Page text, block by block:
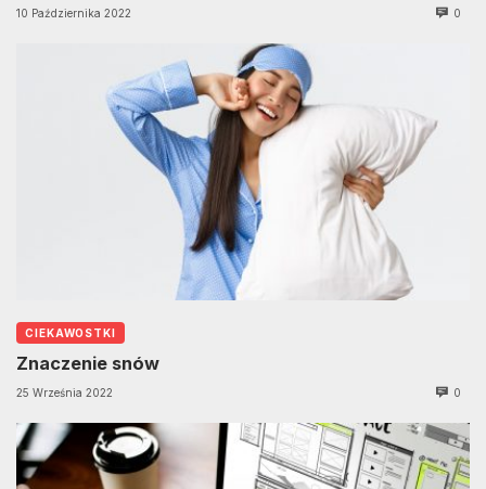
10 Października 2022 0
CIEKAWOSTKI
Znaczenie snów
25 Września 2022 0